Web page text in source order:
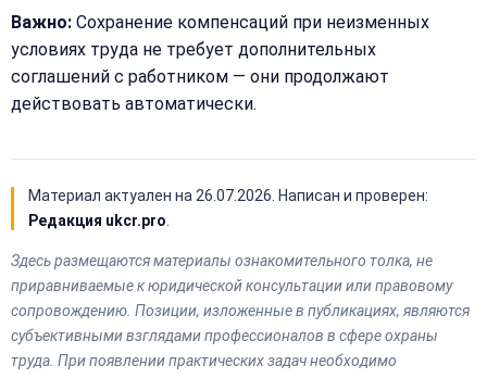
Важно: Сохранение компенсаций при неизменных
условиях труда не требует дополнительных
соглашений с работником — они продолжают
действовать автоматически.
Материал актуален на 26.07.2026 . Написан и проверен:
Редакция ukcr.pro
Здесь размещаются материалы ознакомительного толка, не
приравниваемые к юридической консультации или правовому
сопровождению. Позиции, изложенные в публикациях, являются
субъективными взглядами профессионалов в сфере охраны
труда. При появлении практических задач необходимо